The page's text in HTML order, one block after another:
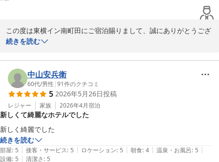
この度は東横イン南町田にご宿泊賜りまして、誠にありがとうござ
います。
げます。
ご快適にお過ごしいただけましたなら何よりでございます。
今後とも皆さまにご満足いただけるホテルを目指し、サービス向上
に努めて参ります。
またのご利用を心よりお待ちしております。
東横ＩＮＮ南町田
2026-05-30
続きを読む
中山安兵衛
60代/男性 |91件のクチコミ
5 2026年5月26日投稿
レジャー 家族 2026年4月宿泊
新しくて綺麗なホテルでした
新しく綺麗でした
続きを読む
部屋: 5 | 接客・サービス: 5 | ロケーション: 5 | 朝食: 4 | 温泉・お風呂: 5 |
設備: 5 | 清潔さ: 5